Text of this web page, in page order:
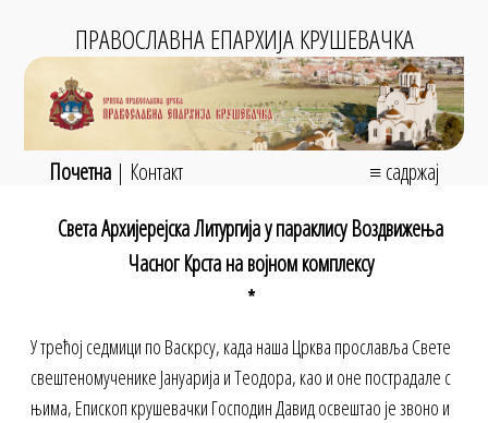
ПРАВОСЛАВНА ЕПАРХИЈА КРУШЕВАЧКА
Почетна| Контакт
≡ садржај
Светa Архијерејска Литургијa у параклису Воздвижења
Часног Крста на војном комплексу
*
У трећој седмици по Васкрсу, када наша Црква прославља Свете
свештеномученике Јануарија и Теодора, као и оне пострадале с
њима, Епископ крушевачки Господин Давид освештао је звоно и